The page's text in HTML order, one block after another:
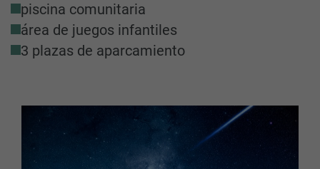
piscina comunitaria
área de juegos infantiles
3 plazas de aparcamiento